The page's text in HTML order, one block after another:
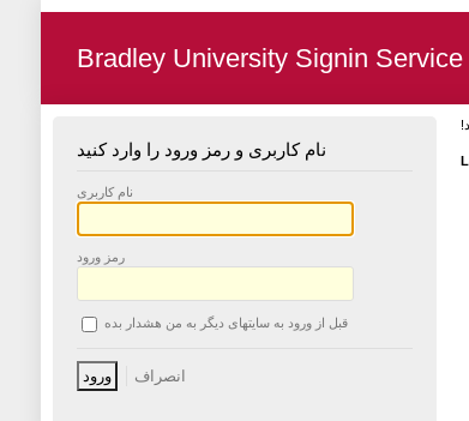
Bradley University Signin Service
نام کاربری و رمز ورود را وارد کنید
نام کاربری
رمز ورود
قبل از ورود به سایتهای دیگر به من هشدار بده